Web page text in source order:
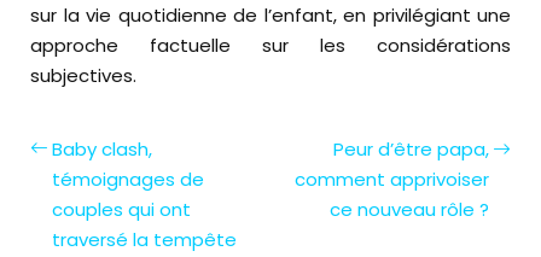
sur la vie quotidienne de l’enfant, en privilégiant une
approche factuelle sur les considérations
subjectives.
Baby clash,
témoignages de
couples qui ont
traversé la tempête
Peur d’être papa,
comment apprivoiser
ce nouveau rôle ?